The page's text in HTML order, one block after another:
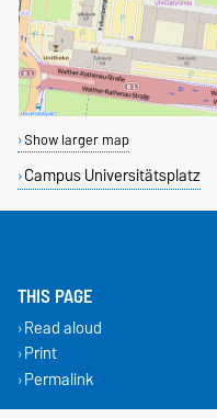
Show larger map
Campus Universitätsplatz
THIS PAGE
Read aloud
Print
Permalink